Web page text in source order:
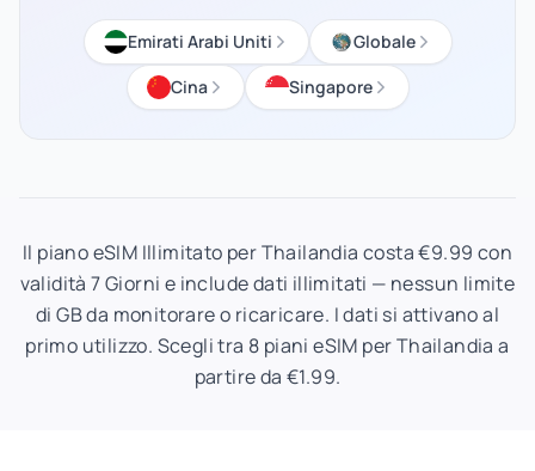
Emirati Arabi Uniti
Globale
Cina
Singapore
Il piano eSIM Illimitato per Thailandia costa €9.99 con
validità 7 Giorni e include dati illimitati — nessun limite
di GB da monitorare o ricaricare. I dati si attivano al
primo utilizzo. Scegli tra 8 piani eSIM per Thailandia a
partire da €1.99.